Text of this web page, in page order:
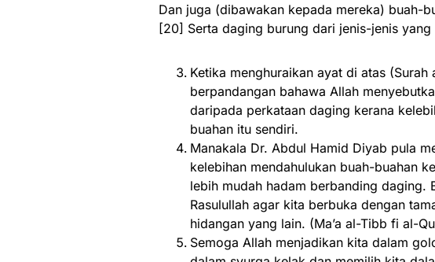
Dan juga (dibawakan kepada mereka) buah-
[20] Serta daging burung dari jenis-jenis yang
Ketika menghuraikan ayat di atas
berpandangan bahawa Allah
daripada perkataan daging kerana
buahan itu sendiri.
Manakala Dr. Abdul Hamid Diyab pula
kelebihan mendahulukan buah-buahan
lebih mudah hadam berbanding daging.
Rasulullah agar kita berbuka dengan
hidangan yang lain. (Ma’a al-Tibb fi al-
Semoga Allah menjadikan kita dalam